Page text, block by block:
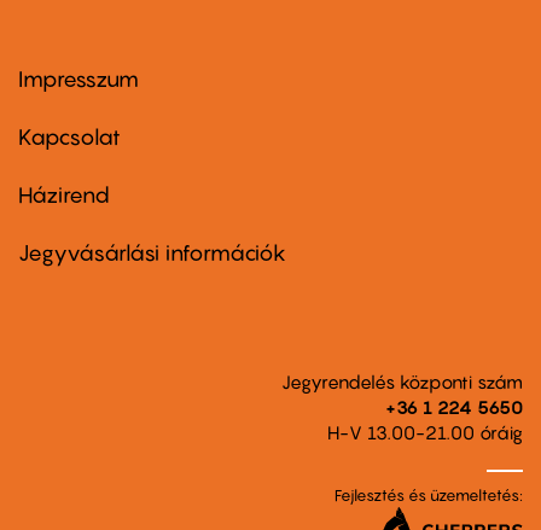
Footer
first
Impresszum
Kapcsolat
Footer
second
Házirend
Jegyvásárlási információk
Jegyrendelés központi szám
+36 1 224 5650
H-V 13.00-21.00 óráig
Fejlesztés és üzemeltetés: